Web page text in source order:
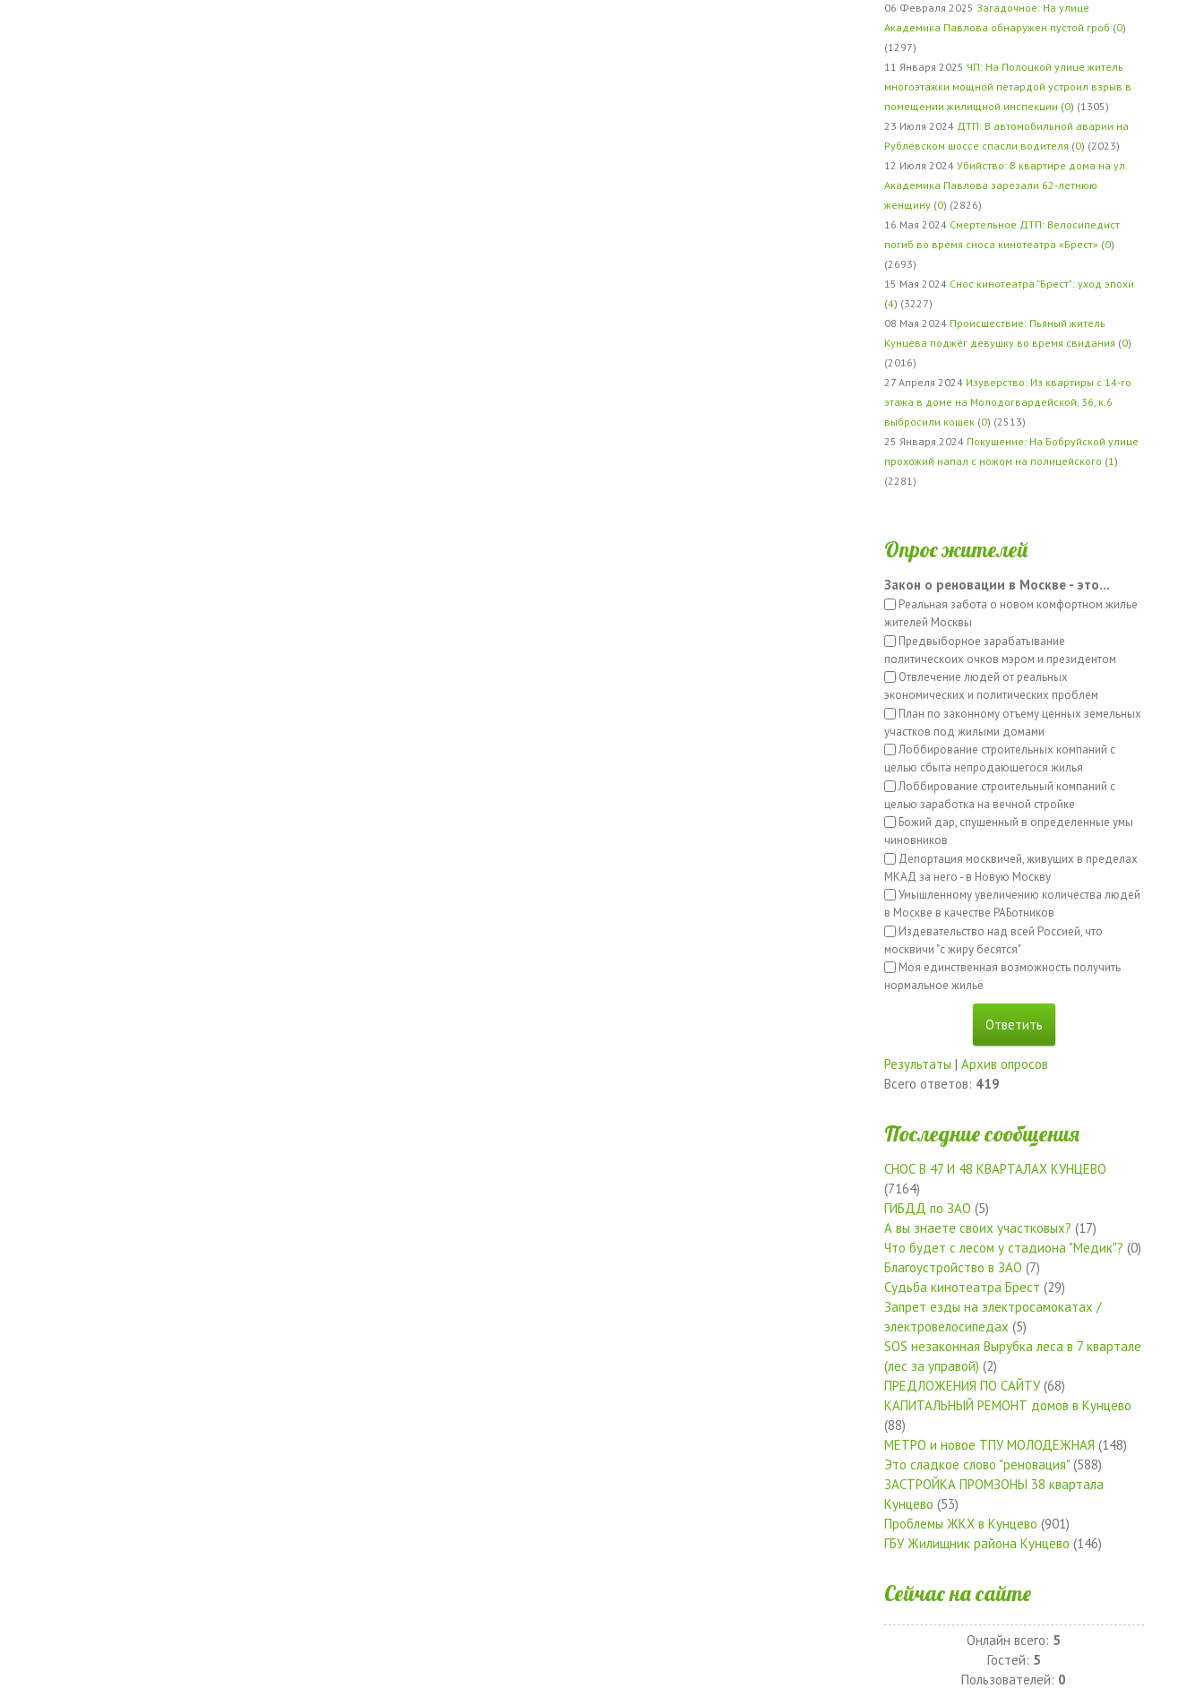
06 Февраля 2025 Загадочное: На улице
Академика Павлова обнаружен пустой гроб (0)
(1297)
11 Января 2025 ЧП: На Полоцкой улице житель
многоэтажки мощной петардой устроил взрыв в
помещении жилищной инспекции (0) (1305)
23 Июля 2024 ДТП: В автомобильной аварии на
Рублёвском шоссе спасли водителя (0) (2023)
12 Июля 2024 Убийство: В квартире дома на ул.
Академика Павлова зарезали 62-летнюю
женщину (0) (2826)
16 Мая 2024 Смертельное ДТП: Велосипедист
погиб во время сноса кинотеатра «Брест» (0)
(2693)
15 Мая 2024 Снос кинотеатра "Брест": уход эпохи
(4) (3227)
08 Мая 2024 Происшествие: Пьяный житель
Кунцева поджёг девушку во время свидания (0)
(2016)
27 Апреля 2024 Изуверство: Из квартиры с 14-го
этажа в доме на Молодогвардейской, 36, к.6
выбросили кошек (0) (2513)
25 Января 2024 Покушение: На Бобруйской улице
прохожий напал с ножом на полицейского (1)
(2281)
Опрос жителей
Закон о реновации в Москве - это...
Реальная забота о новом комфортном жилье
жителей Москвы
Предвыборное зарабатывание
политическоих очков мэром и президентом
Отвлечение людей от реальных
экономических и политических проблем
План по законному отъему ценных земельных
участков под жилыми домами
Лоббирование строительных компаний с
целью сбыта непродающегося жилья
Лоббирование строительный компаний с
целью заработка на вечной стройке
Божий дар, спущенный в определенные умы
чиновников
Депортация москвичей, живущих в пределах
МКАД за него - в Новую Москву
Умышленному увеличению количества людей
в Москве в качестве РАБотников
Издевательство над всей Россией, что
москвичи "с жиру бесятся"
Моя единственная возможность получить
нормальное жильё
Результаты | Архив опросов
Всего ответов: 419
Последние сообщения
СНОС В 47 И 48 КВАРТАЛАХ КУНЦЕВО
(7164)
ГИБДД по ЗАО (5)
А вы знаете своих участковых? (17)
Что будет с лесом у стадиона "Медик"? (0)
Благоустройство в ЗАО (7)
Судьба кинотеатра Брест (29)
Запрет езды на электросамокатах /
электровелосипедах (5)
SOS незаконная Вырубка леса в 7 квартале
(лес за управой) (2)
ПРЕДЛОЖЕНИЯ ПО САЙТУ(68)
КАПИТАЛЬНЫЙ РЕМОНТ домов в Кунцево
(88)
МЕТРО и новое ТПУ МОЛОДЕЖНАЯ (148)
Это сладкое слово "реновация"(588)
ЗАСТРОЙКА ПРОМЗОНЫ 38 квартала
Кунцево (53)
Проблемы ЖКХ в Кунцево (901)
ГБУ Жилищник района Кунцево (146)
Сейчас на сайте
Онлайн всего: 5
Гостей: 5
Пользователей: 0